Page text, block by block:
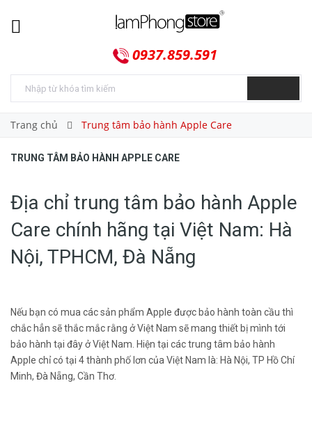
0937.859.591
Trang chủ Trung tâm bảo hành Apple Care
TRUNG TÂM BẢO HÀNH APPLE CARE
Địa chỉ trung tâm bảo hành Apple
Care chính hãng tại Việt Nam: Hà
Nội, TPHCM, Đà Nẵng
Nếu bạn có mua các sản phẩm Apple được bảo hành toàn cầu thì
chắc hẳn sẽ thắc mắc rằng ở Việt Nam sẽ mang thiết bị mình tới
bảo hành tại đây ở Việt Nam. Hiện tại các trung tâm bảo hành
Apple chỉ có tại 4 thành phố lơn của Việt Nam là: Hà Nội, TP Hồ Chí
Minh, Đà Nẵng, Cần Thơ.